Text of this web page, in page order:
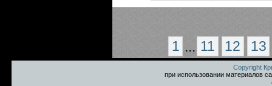
1 ... 11 12 13
Copyright
при использовании материалов